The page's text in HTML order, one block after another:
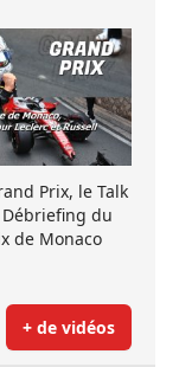
Prix, le Talk
Débriefing du
de Monaco
+ de vidéos